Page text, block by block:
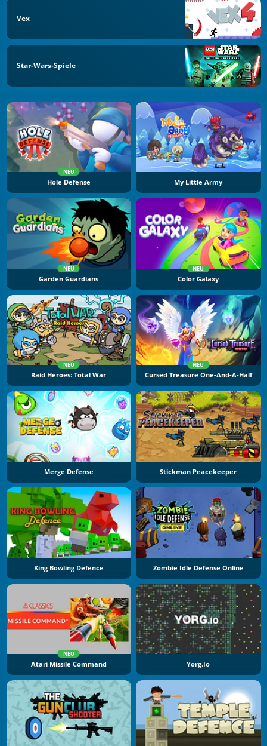
Vex
Star-Wars-Spiele
NEU
Hole Defense My Little Army
NEU
Garden Guardians
NEU
Color Galaxy
NEU
Raid Heroes: Total War
NEU
Cursed Treasure One-And-A-Half
Merge Defense Stickman Peacekeeper
King Bowling Defence Zombie Idle Defense Online
NEU
Atari Missile Command Yorg.io